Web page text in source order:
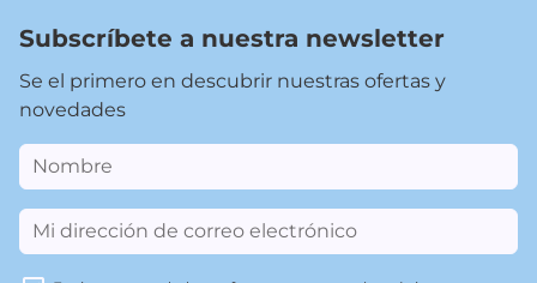
Subscríbete a nuestra newsletter
Se el primero en descubrir nuestras ofertas y
novedades